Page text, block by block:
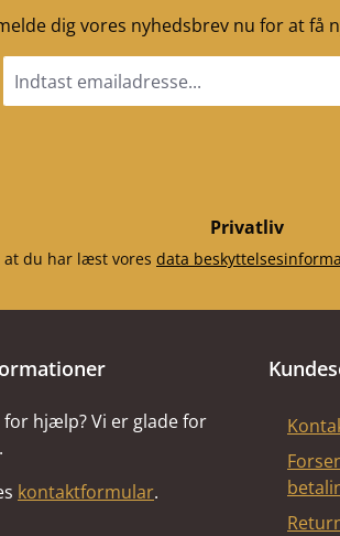
dig vores nyhedsbrev nu for at få
adresse
Privatliv
du har læst vores data
hjælp? Vi er glade for
kontaktformular.